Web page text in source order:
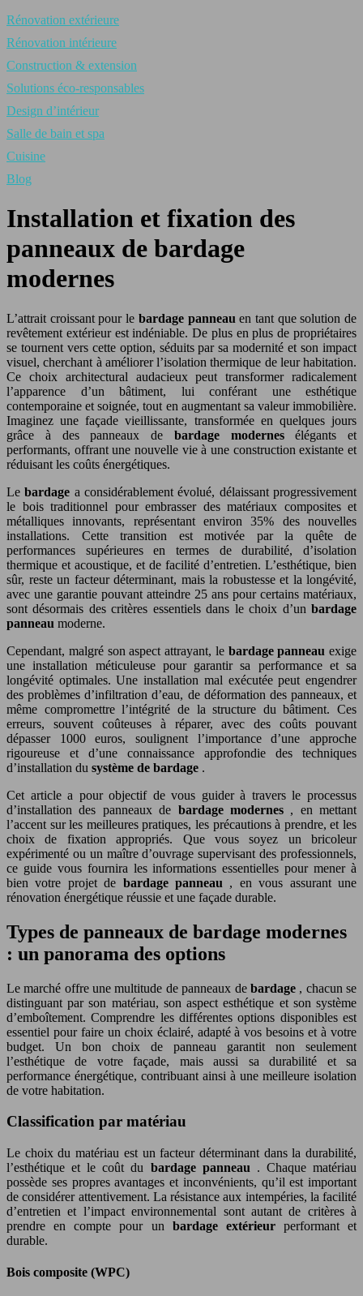
Rénovation extérieure
Rénovation intérieure
Construction & extension
Solutions éco-responsables
Design d’intérieur
Salle de bain et spa
Cuisine
Blog
Installation et fixation des
panneaux de bardage
modernes
L’attrait croissant pour le bardage panneauen tant que solution de
revêtement extérieur est indéniable. De plus en plus de propriétaires
se tournent vers cette option, séduits par sa modernité et son impact
visuel, cherchant à améliorer l’isolation thermique de leur habitation.
Ce choix architectural audacieux peut transformer radicalement
l’apparence d’un bâtiment, lui conférant une esthétique
contemporaine et soignée, tout en augmentant sa valeur immobilière.
Imaginez une façade vieillissante, transformée en quelques jours
grâce à des panneaux de bardage modernesélégants et
performants, offrant une nouvelle vie à une construction existante et
réduisant les coûts énergétiques.
Lebardage a considérablement évolué, délaissant progressivement
le bois traditionnel pour embrasser des matériaux composites et
métalliques innovants, représentant environ 35% des nouvelles
installations. Cette transition est motivée par la quête de
performances supérieures en termes de durabilité, d’isolation
thermique et acoustique, et de facilité d’entretien. L’esthétique, bien
sûr, reste un facteur déterminant, mais la robustesse et la longévité,
avec une garantie pouvant atteindre 25 ans pour certains matériaux,
sont désormais des critères essentiels dans le choix d’un bardage
panneau moderne.
Cependant, malgré son aspect attrayant, le bardage panneau exige
une installation méticuleuse pour garantir sa performance et sa
longévité optimales. Une installation mal exécutée peut engendrer
des problèmes d’infiltration d’eau, de déformation des panneaux, et
même compromettre l’intégrité de la structure du bâtiment. Ces
erreurs, souvent coûteuses à réparer, avec des coûts pouvant
dépasser 1000 euros, soulignent l’importance d’une approche
rigoureuse et d’une connaissance approfondie des techniques
d’installation du système de bardage .
Cet article a pour objectif de vous guider à travers le processus
d’installation des panneaux de bardage modernes , en mettant
l’accent sur les meilleures pratiques, les précautions à prendre, et les
choix de fixation appropriés. Que vous soyez un bricoleur
expérimenté ou un maître d’ouvrage supervisant des professionnels,
ce guide vous fournira les informations essentielles pour mener à
bien votre projet de bardage panneau , en vous assurant une
rénovation énergétique réussie et une façade durable.
Types de panneaux de bardage modernes
: un panorama des options
Le marché offre une multitude de panneaux de bardage , chacun se
distinguant par son matériau, son aspect esthétique et son système
d’emboîtement. Comprendre les différentes options disponibles est
essentiel pour faire un choix éclairé, adapté à vos besoins et à votre
budget. Un bon choix de panneau garantit non seulement
l’esthétique de votre façade, mais aussi sa durabilité et sa
performance énergétique, contribuant ainsi à une meilleure isolation
de votre habitation.
Classification par matériau
Le choix du matériau est un facteur déterminant dans la durabilité,
l’esthétique et le coût du bardage panneau . Chaque matériau
possède ses propres avantages et inconvénients, qu’il est important
de considérer attentivement. La résistance aux intempéries, la facilité
d’entretien et l’impact environnemental sont autant de critères à
prendre en compte pour un bardage extérieur performant et
durable.
Bois composite (WPC)